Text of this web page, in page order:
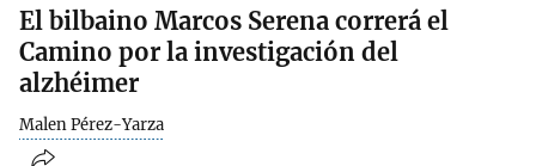
El bilbaino Marcos Serena correrá el
Camino por la investigación del
alzhéimer
Malen Pérez-Yarza